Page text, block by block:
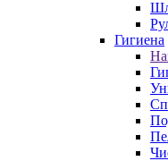
Гигиена